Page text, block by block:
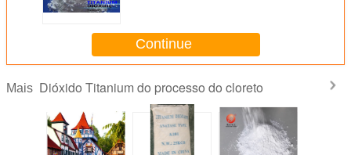
Continue
Mais Dióxido Titanium do processo do cloreto